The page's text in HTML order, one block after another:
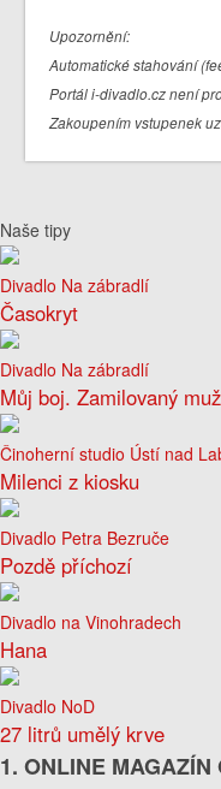
Upozornění:
Automatické stahování
Portál i-divadlo.cz není
Zakoupením vstupenek
Naše tipy
Divadlo Na zábradlí
Časokryt
Divadlo Na zábradlí
Můj boj. Zamilovaný muž
Činoherní studio Ústí nad
Milenci z kiosku
Divadlo Petra Bezruče
Pozdě příchozí
Divadlo na Vinohradech
Hana
Divadlo NoD
27 litrů umělý krve
1. ONLINE MAGAZÍN